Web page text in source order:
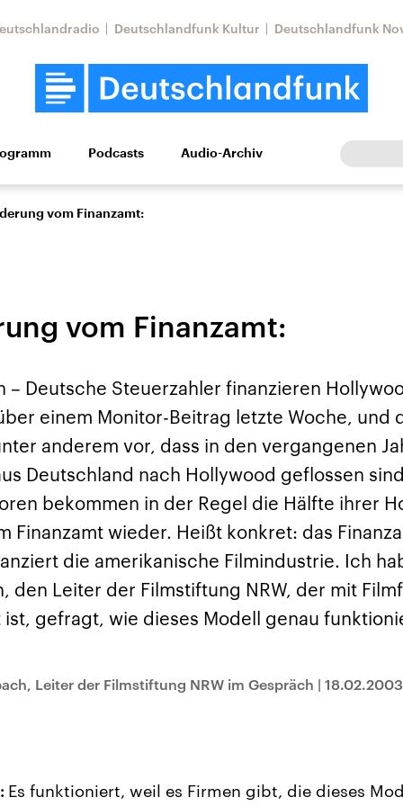
Deutschlandfunk Kultur Deutschlandfunk
Wissen Kultur Europa
Beiträge,
gehören die
Einfluss auf das
Aktuelle Lage und
Der Überfall der
Terrororganisation
auf Israel hat in der
Gewalt entfacht. Israel
zerstören. Diese wird wie
vom Iran unterstützt.
Aktuelle Lage und
Der Iran – seit der
1979 auch
von einem
regierter Staat im
zu Israel und zu den
Staatsideologie
Podcasts Audio-Archiv
vom Finanzamt:
vom Finanzamt:
– Deutsche Steuerzahler finanzieren
einem Monitor-Beitrag letzte Woche, und
anderem vor, dass in den vergangenen
Deutschland nach Hollywood geflossen
bekommen in der Regel die Hälfte ihrer
Finanzamt wieder. Heißt konkret: das
die amerikanische Filmindustrie. Ich
den Leiter der Filmstiftung NRW, der mit
gefragt, wie dieses Modell genau
Leiter der Filmstiftung NRW im Gespräch | 18.02.2003
Es funktioniert, weil es Firmen gibt, die dieses